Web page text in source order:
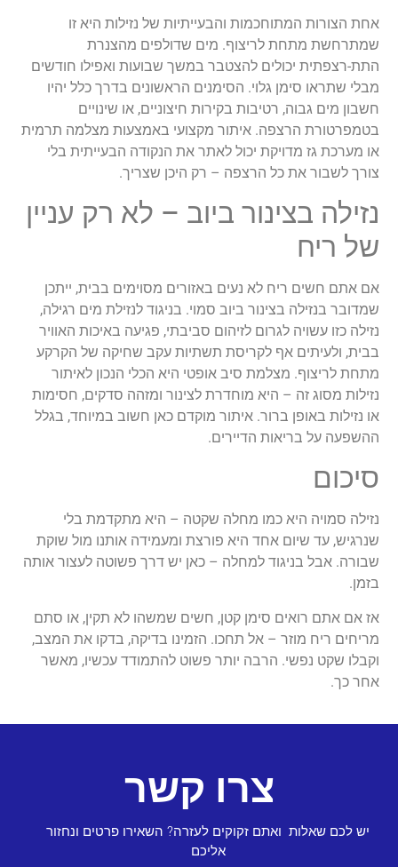
אחת הצורות המתוחכמות והבעייתיות של נזילות היא זו
שמתרחשת מתחת לריצוף. מים שדולפים מהצנרת
התת-רצפתית יכולים להצטבר במשך שבועות ואפילו חודשים
מבלי שתראו סימן גלוי. הסימנים הראשונים בדרך כלל יהיו
חשבון מים גבוה, רטיבות בקירות חיצוניים, או שינויים
בטמפרטורת הרצפה. איתור מקצועי באמצעות מצלמה תרמית
או מערכת גז מדויקת יכול לאתר את הנקודה הבעייתית בלי
צורך לשבור את כל הרצפה – רק היכן שצריך.
נזילה בצינור ביוב – לא רק עניין
של ריח
אם אתם חשים ריח לא נעים באזורים מסוימים בבית, ייתכן
שמדובר בנזילה בצינור ביוב סמוי. בניגוד לנזילת מים רגילה,
נזילה כזו עשויה לגרום לזיהום סביבתי, פגיעה באיכות האוויר
בבית, ולעיתים אף לקריסת תשתיות עקב שחיקה של הקרקע
מתחת לריצוף. מצלמת סיב אופטי היא הכלי הנכון לאיתור
נזילות מסוג זה – היא מוחדרת לצינור ומזהה סדקים, חסימות
או נזילות באופן ברור. איתור מוקדם כאן חשוב במיוחד, בגלל
ההשפעה על בריאות הדיירים.
סיכום
נזילה סמויה היא כמו מחלה שקטה – היא מתקדמת בלי
שנרגיש, עד שיום אחד היא פורצת ומעמידה אותנו מול שוקת
שבורה. אבל בניגוד למחלה – כאן יש דרך פשוטה לעצור אותה
בזמן.
אז אם אתם רואים סימן קטן, חשים שמשהו לא תקין, או סתם
מריחים ריח מוזר – אל תחכו. הזמינו בדיקה, בדקו את המצב,
וקבלו שקט נפשי. הרבה יותר פשוט להתמודד עכשיו, מאשר
אחר כך.
צרו קשר
יש לכם שאלות ואתם זקוקים לעזרה? השאירו פרטים ונחזור
אליכם